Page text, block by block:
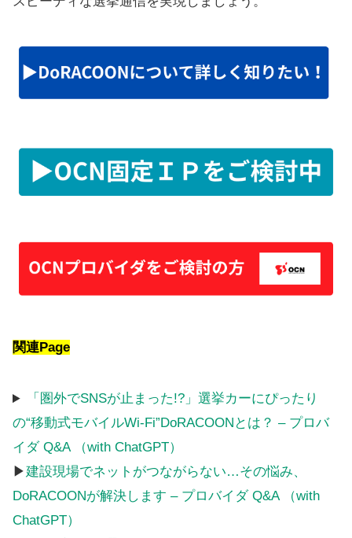
関連Page
「圏外でSNSが止まった!?」選挙カーにぴったり
の“移動式モバイルWi-Fi”DoRACOONとは？ – プロバ
イダ Q&A （with ChatGPT）
▶建設現場でネットがつながらない…その悩み、
DoRACOONが解決します – プロバイダ Q&A （with
ChatGPT）